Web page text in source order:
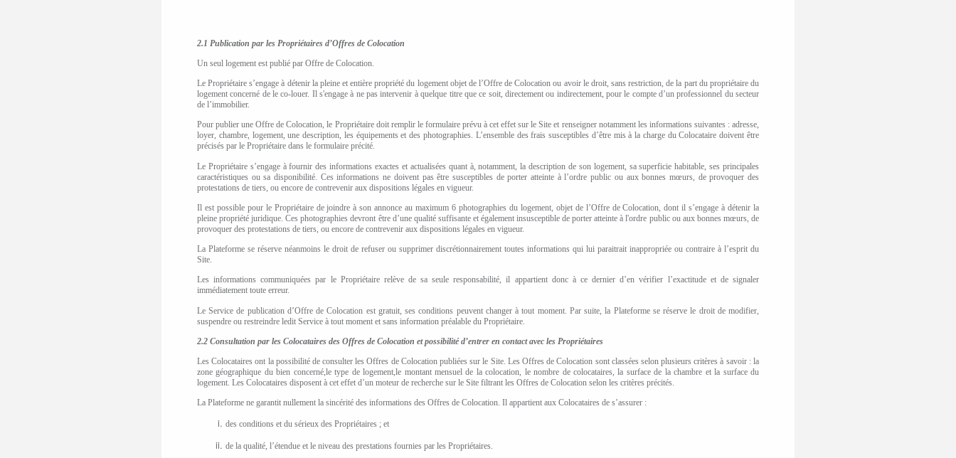
2.1 Publication par les Propriétaires d’Offres de Colocation
Un seul logement est publié par Offre de Colocation.
Le Propriétaire s’engage à détenir la pleine et entière propriété du logement objet de l’Offre de Colocationou avoir le droit, sans restriction, de la part du propriétaire du
logement concerné de le co-louer. Il s'engage à nepas intervenir à quelque titre que ce soit, directement ou indirectement, pour le compte d’un professionnel du secteur
de l’immobilier.
Pour publier une Offre de Colocation, le Propriétaire doit remplir le formulaire prévu à cet effet sur le Site et renseigner notamment les informations suivantes : adresse,
loyer, chambre, logement,une description, les équipements et des photographies. L’ensemble des frais susceptibles d’être mis à la charge du Colocataire doivent être
précisés par le Propriétaire dans le formulaire précité.
Le Propriétaire s’engage à fournir des informations exactes et actualisées quant à, notamment, la description de son logement, sa superficie habitable, ses principales
caractéristiques ou sa disponibilité. Ces informations ne doivent pas être susceptibles de porter atteinte à l’ordre public ou aux bonnes mœurs, de provoquer des
protestations de tiers, ou encore de contrevenir aux dispositions légales en vigueur.
Il est possible pour le Propriétaire de joindre à son annonce au maximum6 photographies du logement, objet de l’Offre de Colocation, dont il s’engage à détenir la
pleine propriété juridique. Ces photographies devront être d’une qualité suffisante et également insusceptible de porter atteinte à l'ordre public ou aux bonnes mœurs, de
provoquer des protestations de tiers, ou encore de contrevenir aux dispositions légales en vigueur.
La Plateforme se réserve néanmoins le droit de refuser ou supprimer discrétionnairement toutes informations qui lui paraitrait inappropriée ou contraire à l’esprit du
Site.
Les informations communiquées par le Propriétaire relève de sa seule responsabilité, il appartient donc à ce dernier d’en vérifier l’exactitude et de signaler
immédiatement toute erreur.
Le Service de publication d’Offre de Colocation est gratuit, ses conditions peuvent changer à tout moment. Par suite, la Plateforme se réserve le droit de modifier,
suspendre ou restreindre ledit Service à tout moment et sans information préalable du Propriétaire.
2.2 Consultation par les Colocataires des Offres de Colocation et possibilité d’entrer en contact avec les Propriétaires
Les Colocataires ont la possibilité de consulter les Offres de Colocation publiées sur le Site. Les Offres de Colocation sont classées selon plusieurs critères à savoir : la
zone géographique du bien concerné,le type de logement,le montant mensuel de la colocation, le nombre de colocataires, la surface de la chambre et la surface du
logement. Les Colocataires disposent à cet effet d’un moteur de recherche sur le Site filtrant les Offres de Colocation selon les critères précités.
La Plateforme ne garantit nullement la sincérité des informations des Offres de Colocation. Il appartient aux Colocataires de s’assurer :
des conditions et du sérieux des Propriétaires ; et
de la qualité, l’étendue et le niveau des prestations fournies par les Propriétaires.